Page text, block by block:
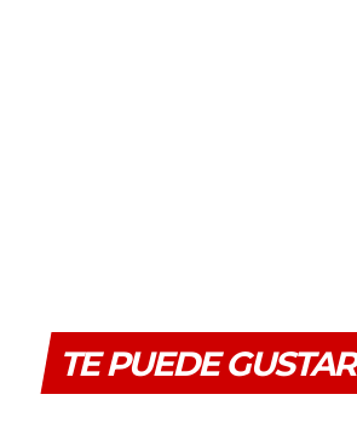
TE PUEDE GUSTAR